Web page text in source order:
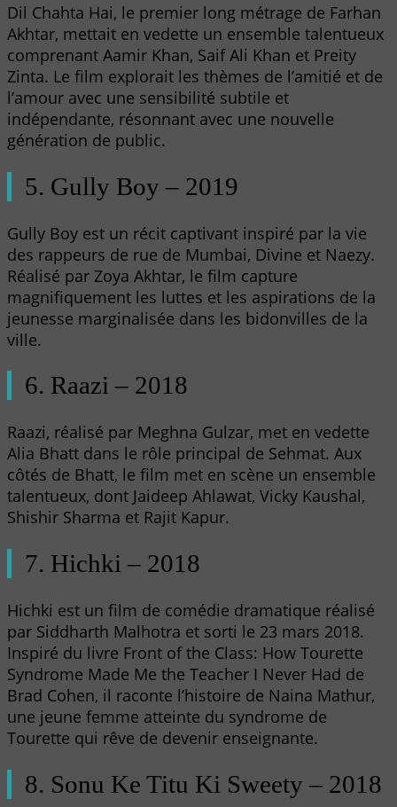
Dil Chahta Hai, le premier long métrage de Farhan
Akhtar, mettait en vedette un ensemble talentueux
comprenant Aamir Khan, Saif Ali Khan et Preity
Zinta. Le film explorait les thèmes de l’amitié et de
l’amour avec une sensibilité subtile et
indépendante, résonnant avec une nouvelle
génération de public.
5. Gully Boy – 2019
Gully Boy est un récit captivant inspiré par la vie
des rappeurs de rue de Mumbai, Divine et Naezy.
Réalisé par Zoya Akhtar, le film capture
magnifiquement les luttes et les aspirations de la
jeunesse marginalisée dans les bidonvilles de la
ville.
6. Raazi – 2018
Raazi, réalisé par Meghna Gulzar, met en vedette
Alia Bhatt dans le rôle principal de Sehmat. Aux
côtés de Bhatt, le film met en scène un ensemble
talentueux, dont Jaideep Ahlawat, Vicky Kaushal,
Shishir Sharma et Rajit Kapur.
7. Hichki – 2018
Hichki est un film de comédie dramatique réalisé
par Siddharth Malhotra et sorti le 23 mars 2018.
Inspiré du livre Front of the Class: How Tourette
Syndrome Made Me the Teacher I Never Had de
Brad Cohen, il raconte l’histoire de Naina Mathur,
une jeune femme atteinte du syndrome de
Tourette qui rêve de devenir enseignante.
8. Sonu Ke Titu Ki Sweety – 2018